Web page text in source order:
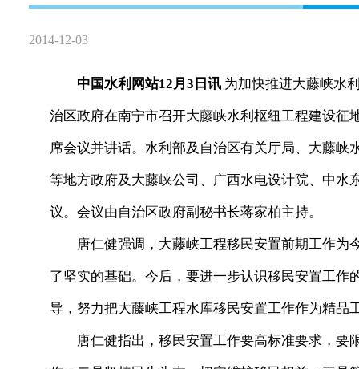
2014-12-03
中国水利网站12月3日讯 为加快推进大藤峡水
治区政府在南宁市召开大藤峡水利枢纽工程建设
席会议并讲话。水利部及自治区有关厅局、大藤
等地方政府及大藤峡公司、广西水电设计院、中
议。会议由自治区政府副秘书长蒋家柏主持。
唐仁健强调，大藤峡工程移民安置前期工作为
了坚实的基础。今后，要进一步认识移民安置工
导，努力把大藤峡工程水库移民安置工作作为精品
唐仁健指出，移民安置工作要高标准要求，要